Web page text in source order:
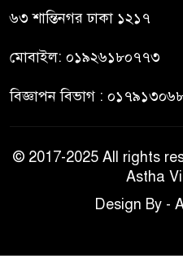
৬৩ শান্তিনগর ঢাকা ১২১৭
মোবাইল: ০১৯২৬১৮০৭৭৩
বিজ্ঞাপন বিভাগ :
© 2017-2025 All rights
Astha
Design By -